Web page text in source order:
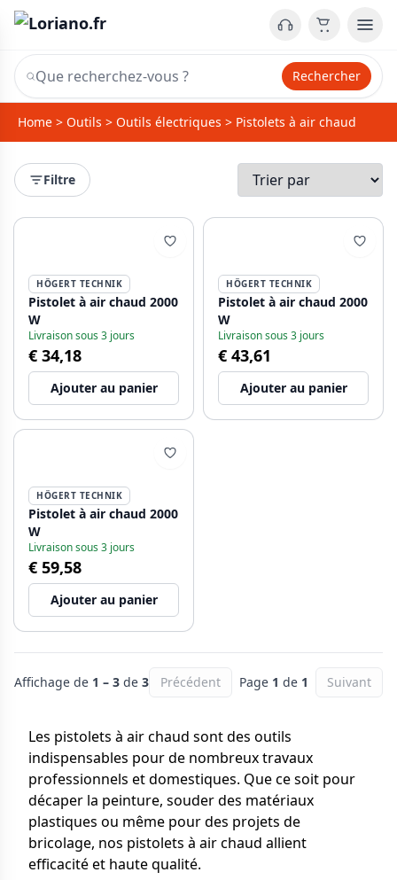
Rechercher
Home > Outils > Outils électriques > Pistolets à air chaud
Filtre
HÖGERT TECHNIK
Pistolet à air chaud 2000
W
Livraison sous 3 jours
€ 34,18
Ajouter au panier
HÖGERT TECHNIK
Pistolet à air chaud 2000
W
Livraison sous 3 jours
€ 43,61
Ajouter au panier
HÖGERT TECHNIK
Pistolet à air chaud 2000
W
Livraison sous 3 jours
€ 59,58
Ajouter au panier
Affichage de 1 – 3 de 3 Précédent Page 1 de 1 Suivant
Les pistolets à air chaud sont des outils
indispensables pour de nombreux travaux
professionnels et domestiques. Que ce soit pour
décaper la peinture, souder des matériaux
plastiques ou même pour des projets de
bricolage, nos pistolets à air chaud allient
efficacité et haute qualité.